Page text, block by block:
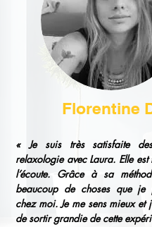
Florentine
« Je suis très satisfaite
relaxologie avec Laura. Elle est
l’écoute. Grâce à sa
beaucoup de choses que je
chez moi. Je me sens mieux et
de sortir grandie de cette